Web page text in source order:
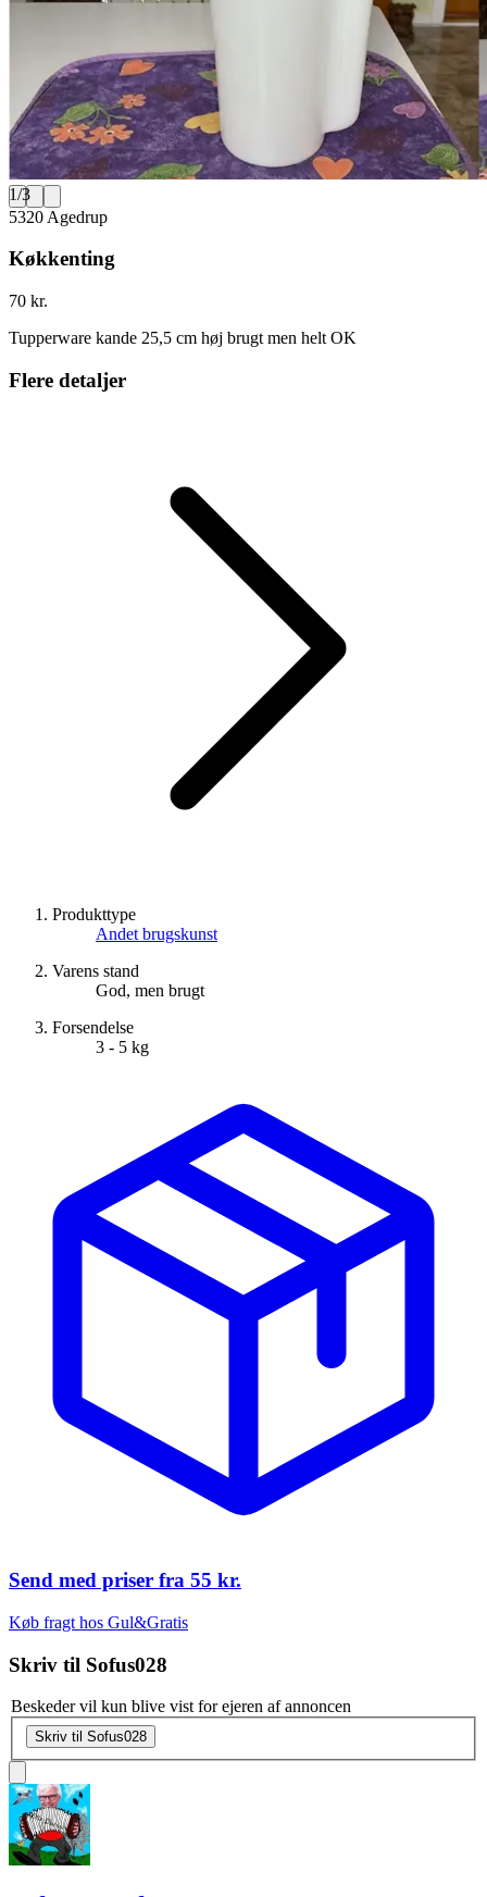
1/3
5320 Agedrup
Køkkenting
70 kr.
Tupperware kande 25,5 cm høj brugt men helt OK
Flere detaljer
Produkttype
Andet brugskunst
Varens stand
God, men brugt
Forsendelse
3 - 5 kg
Send med priser fra 55 kr.
Køb fragt hos Gul&Gratis
Skriv til Sofus028
Beskeder vil kun blive vist for ejeren af annoncen
Skriv til Sofus028